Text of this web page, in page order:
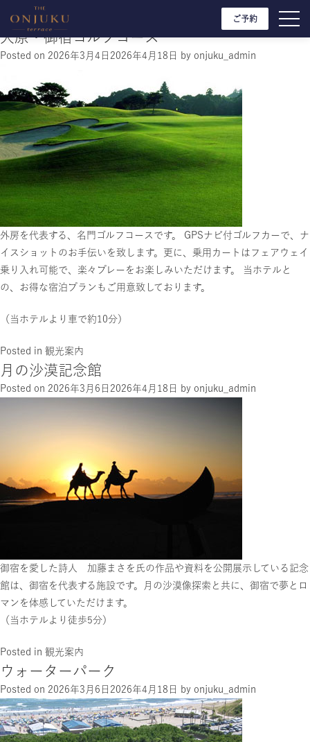
Skip to content
ご予約
カテゴリー:
大原・御宿ゴルフコース
Posted on 2026年3月4日 2026年4月18日 by onjuku_admin
外房を代表する、名門ゴルフコースです。 GPSナビ付ゴルフカーで、ナ
イスショットのお手伝いを致します。更に、乗用カートはフェアウェイ
乗り入れ可能で、楽々プレーをお楽しみいただけます。 当ホテルと
の、お得な宿泊プランもご用意致しております。
（当ホテルより車で約10分）
Posted in 観光案内
月の沙漠記念館
Posted on 2026年3月6日 2026年4月18日 by onjuku_admin
御宿を愛した詩人 加藤まさを氏の作品や資料を公開展示している記念
館は、御宿を代表する施設です。月の沙漠像探索と共に、御宿で夢とロ
マンを体感していただけます。
（当ホテルより徒歩5分）
Posted in 観光案内
ウォーターパーク
Posted on 2026年3月6日 2026年4月18日 by onjuku_admin